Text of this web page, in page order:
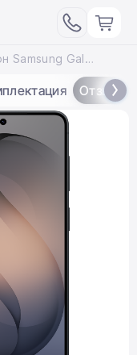
Смартфон Samsung Galaxy S26+ 12/256GB - Black (SM-S947BZKD)
Отзывы